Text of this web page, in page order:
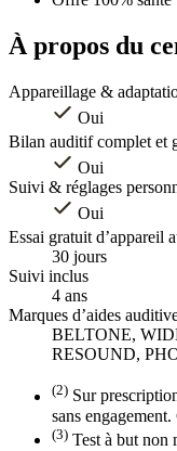
À propos du
Appareillage &
Oui
Bilan auditif complet et
Oui
Suivi & réglages
Oui
Essai gratuit d’appareil
30 jours
Suivi inclus
4 ans
Marques d’aides
BELTONE,
RESOUND,
(2) Sur
sans
(3) Test à but non